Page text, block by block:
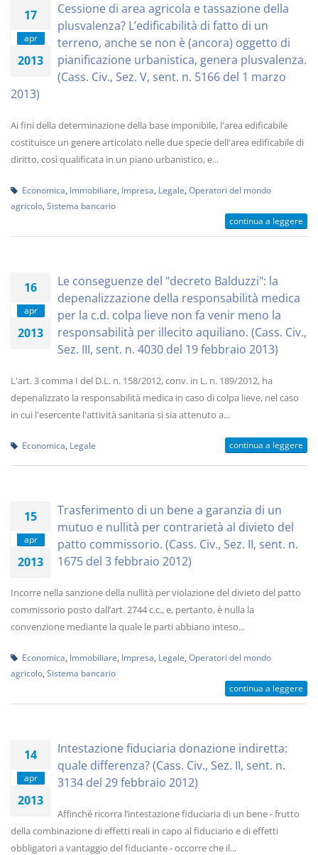
17
apr
2013
Cessione di area agricola e tassazione della
plusvalenza? L’edificabilità di fatto di un
terreno, anche se non è (ancora) oggetto di
pianificazione urbanistica, genera plusvalenza.
(Cass. Civ., Sez. V, sent. n. 5166 del 1 marzo
2013)
Ai fini della determinazione della base imponibile, l'area edificabile
costituisce un genere articolato nelle due specie dell'area edificabile di
diritto, così qualificata in un piano urbanistico, e...
Economica Immobiliare Impresa Legale Operatori del mondo
agricolo Sistema bancario
continua a leggere
16
apr
2013
Le conseguenze del "decreto Balduzzi": la
depenalizzazione della responsabilità medica
per la c.d. colpa lieve non fa venir meno la
responsabilità per illecito aquiliano. (Cass. Civ.,
Sez. III, sent. n. 4030 del 19 febbraio 2013)
L'art. 3 comma I del D.L. n. 158/2012, conv. in L. n. 189/2012, ha
depenalizzato la responsabilità medica in caso di colpa lieve, nel caso
in cui l'esercente l'attività sanitaria si sia attenuto a...
Economica Legale continua a leggere
15
apr
2013
Trasferimento di un bene a garanzia di un
mutuo e nullità per contrarietà al divieto del
patto commissorio. (Cass. Civ., Sez. II, sent. n.
1675 del 3 febbraio 2012)
Incorre nella sanzione della nullità per violazione del divieto del patto
commissorio posto dall’art. 2744 c.c., e, pertanto, è nulla la
convenzione mediante la quale le parti abbiano inteso...
Economica Immobiliare Impresa Legale Operatori del mondo
agricolo Sistema bancario
continua a leggere
14
apr
2013
Intestazione fiduciaria donazione indiretta:
quale differenza? (Cass. Civ., Sez. II, sent. n.
3134 del 29 febbraio 2012)
Affinché ricorra l’intestazione fiduciaria di un bene - frutto
della combinazione di effetti reali in capo al fiduciario e di effetti
obbligatori a vantaggio del fiduciante - occorre che il...